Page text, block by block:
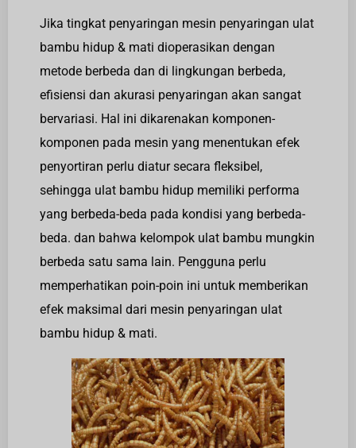
Jika tingkat penyaringan mesin penyaringan ulat
bambu hidup & mati dioperasikan dengan
metode berbeda dan di lingkungan berbeda,
efisiensi dan akurasi penyaringan akan sangat
bervariasi. Hal ini dikarenakan komponen-
komponen pada mesin yang menentukan efek
penyortiran perlu diatur secara fleksibel,
sehingga ulat bambu hidup memiliki performa
yang berbeda-beda pada kondisi yang berbeda-
beda. dan bahwa kelompok ulat bambu mungkin
berbeda satu sama lain. Pengguna perlu
memperhatikan poin-poin ini untuk memberikan
efek maksimal dari mesin penyaringan ulat
bambu hidup & mati.